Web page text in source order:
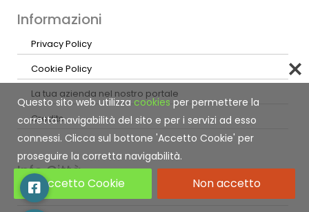
Informazioni
Privacy Policy
Cookie Policy
La tua azienda nel nostro portale
Credits
Info Città
Centri medici
Questo sito web utilizza cookies per permettere la
corretta navigabilità del sito e per i servizi ad esso
connessi. Clicca sul bottone 'Accetto Cookie' per
proseguire la corretta navigabilità.
Accetto Cookie Non accetto